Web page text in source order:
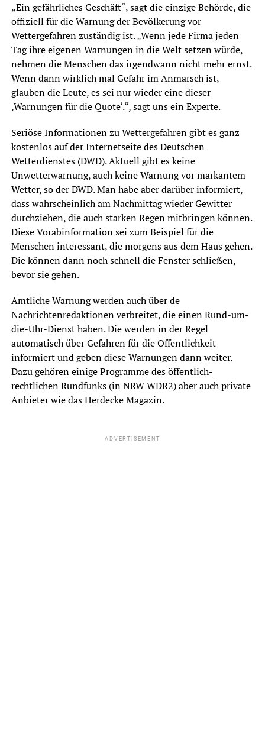
„Ein gefährliches Geschäft“, sagt die einzige Behörde, die
offiziell für die Warnung der Bevölkerung vor
Wettergefahren zuständig ist. „Wenn jede Firma jeden
Tag ihre eigenen Warnungen in die Welt setzen würde,
nehmen die Menschen das irgendwann nicht mehr ernst.
Wenn dann wirklich mal Gefahr im Anmarsch ist,
glauben die Leute, es sei nur wieder eine dieser
‚Warnungen für die Quote‘.“, sagt uns ein Experte.
Seriöse Informationen zu Wettergefahren gibt es ganz
kostenlos auf der Internetseite des Deutschen
Wetterdienstes (DWD). Aktuell gibt es keine
Unwetterwarnung, auch keine Warnung vor markantem
Wetter, so der DWD. Man habe aber darüber informiert,
dass wahrscheinlich am Nachmittag wieder Gewitter
durchziehen, die auch starken Regen mitbringen können.
Diese Vorabinformation sei zum Beispiel für die
Menschen interessant, die morgens aus dem Haus gehen.
Die können dann noch schnell die Fenster schließen,
bevor sie gehen.
Amtliche Warnung werden auch über de
Nachrichtenredaktionen verbreitet, die einen Rund-um-
die-Uhr-Dienst haben. Die werden in der Regel
automatisch über Gefahren für die Öffentlichkeit
informiert und geben diese Warnungen dann weiter.
Dazu gehören einige Programme des öffentlich-
rechtlichen Rundfunks (in NRW WDR2) aber auch private
Anbieter wie das Herdecke Magazin.
ADVERTISEMENT